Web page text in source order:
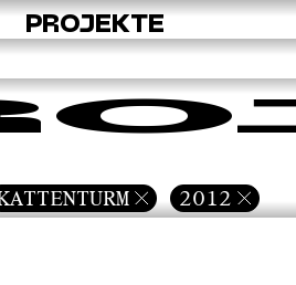
PROJEKTE
2012